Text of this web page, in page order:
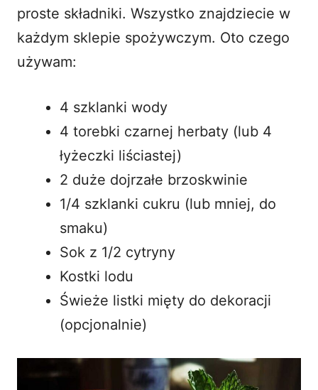
proste składniki. Wszystko znajdziecie w
każdym sklepie spożywczym. Oto czego
używam:
4 szklanki wody
4 torebki czarnej herbaty (lub 4
łyżeczki liściastej)
2 duże dojrzałe brzoskwinie
1/4 szklanki cukru (lub mniej, do
smaku)
Sok z 1/2 cytryny
Kostki lodu
Świeże listki mięty do dekoracji
(opcjonalnie)